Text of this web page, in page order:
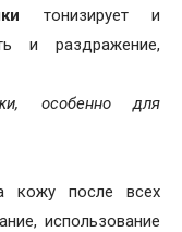
тонизирует и
и раздражение,
особенно для
кожу после всех
использование